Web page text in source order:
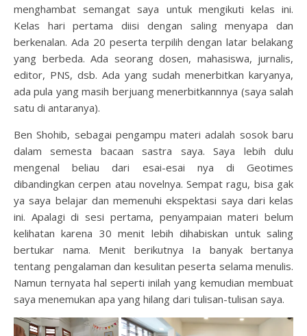
menghambat semangat saya untuk mengikuti kelas ini.
Kelas hari pertama diisi dengan saling menyapa dan
berkenalan. Ada 20 peserta terpilih dengan latar belakang
yang berbeda. Ada seorang dosen, mahasiswa, jurnalis,
editor, PNS, dsb. Ada yang sudah menerbitkan karyanya,
ada pula yang masih berjuang menerbitkannnya (saya salah
satu di antaranya).
Ben Shohib, sebagai pengampu materi adalah sosok baru
dalam semesta bacaan sastra saya. Saya lebih dulu
mengenal beliau dari esai-esai nya di Geotimes
dibandingkan cerpen atau novelnya. Sempat ragu, bisa gak
ya saya belajar dan memenuhi ekspektasi saya dari kelas
ini. Apalagi di sesi pertama, penyampaian materi belum
kelihatan karena 30 menit lebih dihabiskan untuk saling
bertukar nama. Menit berikutnya Ia banyak bertanya
tentang pengalaman dan kesulitan peserta selama menulis.
Namun ternyata hal seperti inilah yang kemudian membuat
saya menemukan apa yang hilang dari tulisan-tulisan saya.